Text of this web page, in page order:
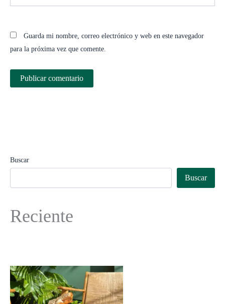
Guarda mi nombre, correo electrónico y web en este navegador
para la próxima vez que comente.
Buscar
Buscar
Reciente